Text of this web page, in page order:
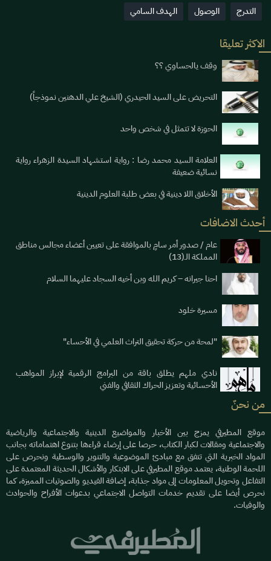
التدرج
الوصول الهدف السامي
الاكثر تعليقا
وقف يالحساوي ؟؟
التحريض على السيد الحيدري (الشيخ علي الدهنين نموذجاً)
الحوزة لا تتمثل في شخص واحد
العلامة السيد محمد رضا : رواية استشهاد السيدة الزهراء رواية
نسائية ضعيفة
الأخلاق اللا دينية في بعض طلبة العلوم الدينية
أحدث الاضافات
عام / صدور أمر سامٍ بالموافقة على تعيين أعضاء مجالس مناطق
المملكة الـ(13)
احنا جيرانه – كريم الله وبن أخيه السجاد عليهما السلام
مسيرة خلود
"لمحة من حركة تحقيق التراث العلمي في الأحساء"
نادي ملهم يطلق باقة من البرامج الرقمية لإبراز المواهب
الأحسائية وتعزيز الحراك الثقافي والفني
من نحنٌ
موقع المطيرفي يمزج بين الأخبار والمواضيع الدينية والاجتماعية والرياضية
والاجتماعية ومقالات لكبار الكتاب، حرصا على إرضاء قراءها بتنوع اهتماماته بجانب
المواد الخبرية التي تتفق مع مبادئ الموضوعية والتنوير والوسطية ونحرص على
اللحمة الوطنية، يعتمد موقع المطيرفي على الابتكار والأشكال الحديثة المعتمدة على
التفاعل وتحويل المعلومات إلى مواد جذابة، إضافة الفيديو والصوتيات المميزة، كما
نحرص أيضا على تقديم خدمات التواصل الاجتماعي بدعوات الأفراح والحوادث
والوفيات.